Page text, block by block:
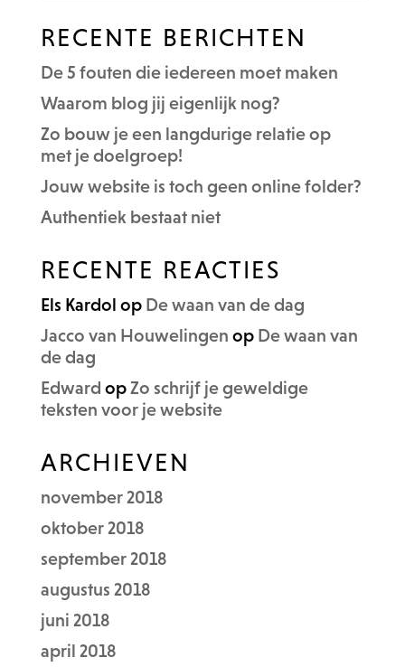
RECENTE BERICHTEN
De 5 fouten die iedereen moet maken
Waarom blog jij eigenlijk nog?
Zo bouw je een langdurige relatie op
met je doelgroep!
Jouw website is toch geen online folder?
Authentiek bestaat niet
RECENTE REACTIES
Els Kardol op De waan van de dag
Jacco van Houwelingen op De waan van
de dag
Edward opZo schrijf je geweldige
teksten voor je website
ARCHIEVEN
november 2018
oktober 2018
september 2018
augustus 2018
juni 2018
april 2018